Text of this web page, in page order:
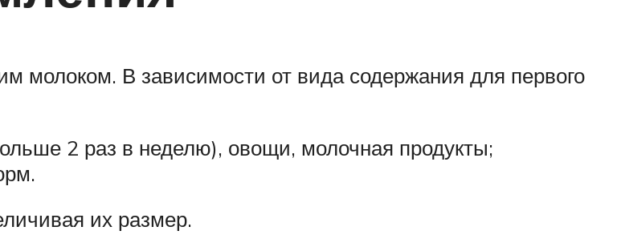
молоком. В зависимости от вида содержания для первого
2 раз в неделю), овощи, молочная продукты;
их размер.